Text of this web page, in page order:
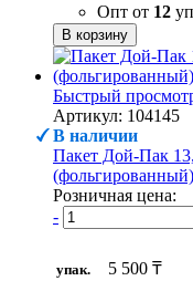
Опт от 12
В корзину
Быстрый
Артикул: 104145
В наличии
Пакет Дой-Пак
(фольгированный)
Розничная цена:
-
упак.
5 500 ₸